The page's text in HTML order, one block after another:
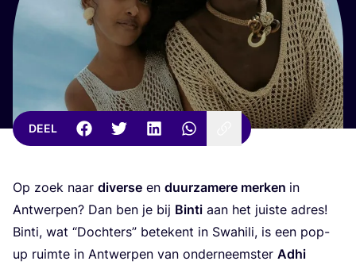
DEEL
Op zoek naar diver­se en duur­za­me­re mer­ken in
Ant­wer­pen? Dan ben je bij Bin­ti aan het juis­te adres!
Bin­ti, wat “Doch­ters” bete­kent in Swa­hi­li, is een pop-
up ruim­te in Ant­wer­pen van onder­neem­ster Adhi